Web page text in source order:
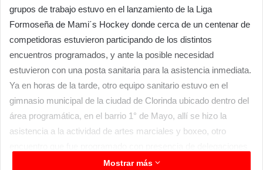
grupos de trabajo estuvo en el lanzamiento de la Liga
Formoseña de Mami´s Hockey donde cerca de un centenar de
competidoras estuvieron participando de los distintos
encuentros programados, y ante la posible necesidad
estuvieron con una posta sanitaria para la asistencia inmediata.
Ya en horas de la tarde, otro equipo sanitario estuvo en el
gimnasio municipal de la ciudad de Clorinda ubicado dentro del
área programática, en el barrio 1° de Mayo, allí se hizo la
asistencia a la actividad de artes marciales y boxeo, otro
de Clorinda y otros puntos de la provincia de Formosa.
Mostrar más